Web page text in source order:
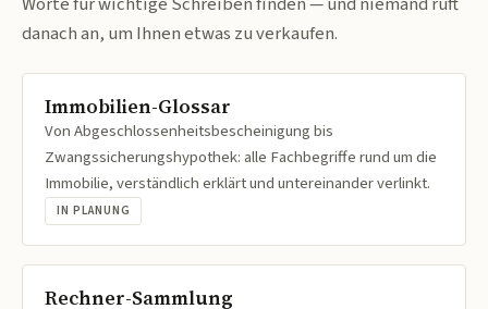
danach an, um Ihnen etwas zu verkaufen.
Immobilien-Glossar
Von Abgeschlossenheitsbescheinigung bis
Zwangssicherungshypothek: alle Fachbegriffe rund um die
Immobilie, verständlich erklärt und untereinander verlinkt.
IN PLANUNG
Rechner-Sammlung